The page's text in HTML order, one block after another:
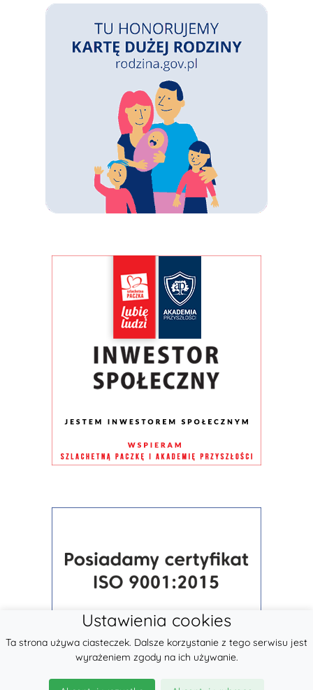
Ustawienia cookies
Ta strona używa ciasteczek. Dalsze korzystanie z tego serwisu jest
wyrażeniem zgody na ich używanie.